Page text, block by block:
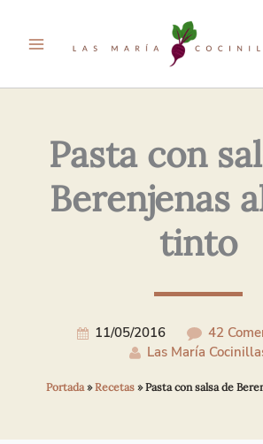
Pasta con
Berenjenas
tinto
11/05/2016
42
Las María
Portada»Recetas»Pasta con salsa de
Electrónico*